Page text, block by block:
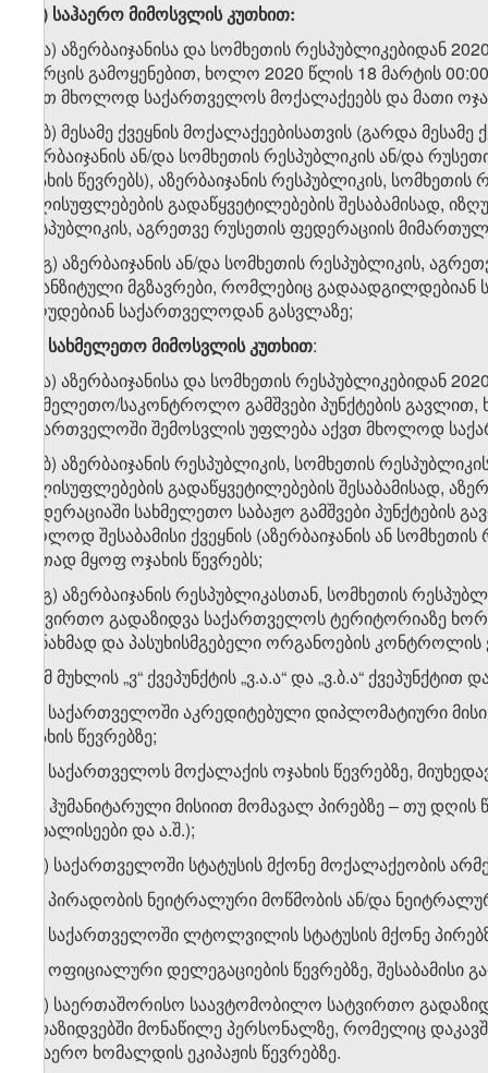
) საჰაერომიმოსვლისკუთხით:
ვ.ა.ა) აზერბაიჯანისა და სომხეთის რესპუბლიკებიდან
სივრცის გამოყენებით, ხოლო 2020 წლის 18 მარტის
აქვთ მხოლოდ საქართველოს მოქალაქეებს და მათი
ვ.ა.ბ) მესამე ქვეყნის მოქალაქეებისათვის (გარდა
აზერბაიჯანის ან/და სომხეთის რესპუბლიკის ან/და
ოჯახის წევრებს), აზერბაიჯანის რესპუბლიკის,
ხელისუფლებების გადაწყვეტილებების შესაბამისად,
რესპუბლიკის, აგრეთვე რუსეთის ფედერაციის
ვ.ა.გ) აზერბაიჯანის ან/და სომხეთის რესპუბლიკის,
ტრანზიტული მგზავრები, რომლებიც
იზღუდებიან საქართველოდან გასვლაზე;
სახმელეთომიმოსვლისკუთხით:
ვ.ბ.ა) აზერბაიჯანისა და სომხეთის რესპუბლიკებიდან
სახმელეთო/საკონტროლო გამშვები პუნქტების
საქართველოში შემოსვლის უფლება აქვთ მხოლოდ
ვ.ბ.ბ) აზერბაიჯანის რესპუბლიკის, სომხეთის
ხელისუფლებების გადაწყვეტილებების შესაბამისად,
ფედერაციაში სახმელეთო საბაჟო გამშვები
მხოლოდ შესაბამისი ქვეყნის (აზერბაიჯანის ან
ერთად მყოფ ოჯახის წევრებს;
ვ.ბ.გ) აზერბაიჯანის რესპუბლიკასთან, სომხეთის
სატვირთო გადაზიდვა საქართველოს ტერიტორიაზე
თანახმად და პასუხისმგებელი ორგანოების კონტროლის
ზ) ამ მუხლის „ვ“ ქვეპუნქტის „ვ.ა.ა“ და „ვ.ბ.ა“
ზ.ა) საქართველოში აკრედიტებული დიპლომატიური
ოჯახის წევრებზე;
ზ.ბ) საქართველოს მოქალაქის ოჯახის წევრებზე,
ზ.გ) ჰუმანიტარული მისიით მომავალ პირებზე – თუ
მოხალისეები და ა.შ.);
ზ.დ) საქართველოში სტატუსის მქონე მოქალაქეობის
ზ.ე) პირადობის ნეიტრალური მოწმობის ან/და
ზ.ვ) საქართველოში ლტოლვილის სტატუსის მქონე
ზ.ზ) ოფიციალური დელეგაციების წევრებზე, შესაბამისი
ზ.თ) საერთაშორისო საავტომობილო სატვირთო
გადაზიდვებში მონაწილე პერსონალზე, რომელიც
საჰაერო ხომალდის ეკიპაჟის წევრებზე.